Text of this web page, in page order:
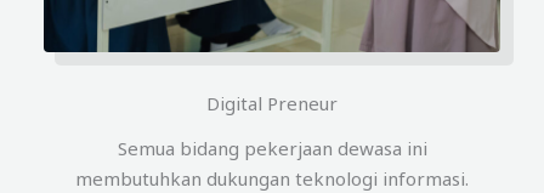
Digital Preneur
Semua bidang pekerjaan dewasa ini
membutuhkan dukungan teknologi informasi.